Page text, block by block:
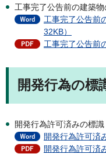
工事完了公告前の建築
工事完了公告前
32KB）
工事完了公告前
開発行為の標
開発行為許可済みの標識
開発行為許可済
開発行為許可済